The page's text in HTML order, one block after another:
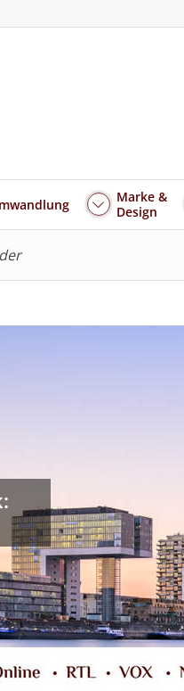
Marke &
Design